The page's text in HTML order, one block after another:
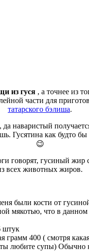
из гуся, а точнее из
части для
татарского бэлиша.
наваристый
Гусятина как будто
😉
говорят, гусиный жир
всех животных жиров.
были кости от
мякотью, что в
штук
грамм 400 ( смотря
любите супы) Обычно